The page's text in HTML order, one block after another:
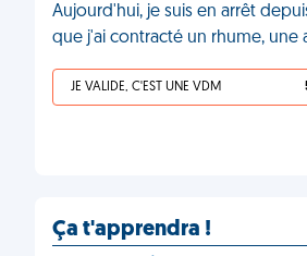
Aujourd'hui, je suis en arrêt
que j'ai contracté un rhume, une
JE VALIDE, C'EST UNE VDM
Ça t'apprendra !